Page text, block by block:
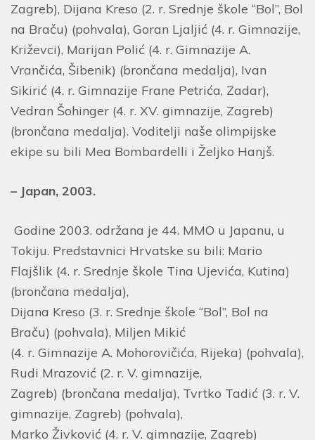
Zagreb), Dijana Kreso (2. r. Srednje škole “Bol”, Bol
na Braču) (pohvala), Goran Ljaljić (4. r. Gimnazije,
Križevci), Marijan Polić (4. r. Gimnazije A.
Vrančića, Šibenik) (brončana medalja), Ivan
Sikirić (4. r. Gimnazije Frane Petrića, Zadar),
Vedran Šohinger (4. r. XV. gimnazije, Zagreb)
(brončana medalja). Voditelji naše olimpijske
ekipe su bili Mea Bombardelli i Željko Hanjš.
– Japan, 2003.
Godine 2003. održana je 44. MMO u Japanu, u
Tokiju. Predstavnici Hrvatske su bili: Mario
Flajšlik (4. r. Srednje škole Tina Ujevića, Kutina)
(brončana medalja),
Dijana Kreso (3. r. Srednje škole “Bol”, Bol na
Braču) (pohvala), Miljen Mikić
(4. r. Gimnazije A. Mohorovičića, Rijeka) (pohvala),
Rudi Mrazović (2. r. V. gimnazije,
Zagreb) (brončana medalja), Tvrtko Tadić (3. r. V.
gimnazije, Zagreb) (pohvala),
Marko Živković (4. r. V. gimnazije, Zagreb)